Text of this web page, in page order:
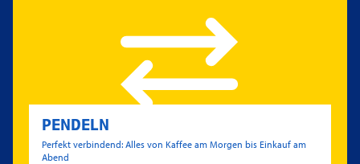
PENDELN
Perfekt verbindend: Alles von Kaffee am Morgen bis Einkauf am
Abend